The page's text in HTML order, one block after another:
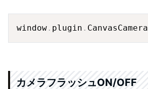
window . plugin . CanvasCamera
カメラフラッシュON/OFF